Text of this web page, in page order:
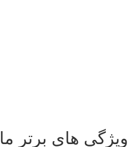
ویژگی های برتر ما